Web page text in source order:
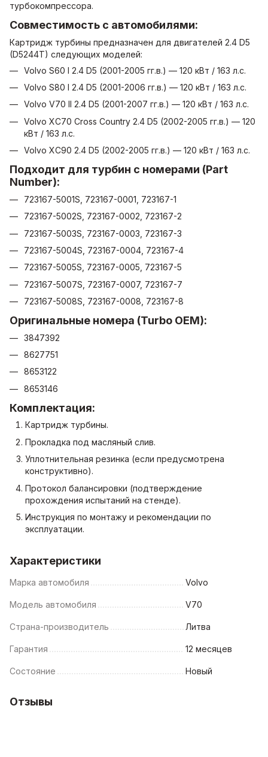
турбокомпрессора.
Совместимость с автомобилями:
Картридж турбины предназначен для двигателей 2.4 D5
(D5244T) следующих моделей:
Volvo S60 I 2.4 D5 (2001-2005 гг.в.) — 120 кВт / 163 л.с.
Volvo S80 I 2.4 D5 (2001-2006 гг.в.) — 120 кВт / 163 л.с.
Volvo V70 II 2.4 D5 (2001-2007 гг.в.) — 120 кВт / 163 л.с.
Volvo XC70 Cross Country 2.4 D5 (2002-2005 гг.в.) — 120
кВт / 163 л.с.
Volvo XC90 2.4 D5 (2002-2005 гг.в.) — 120 кВт / 163 л.с.
Подходит для турбин с номерами (Part
Number):
723167-5001S, 723167-0001, 723167-1
723167-5002S, 723167-0002, 723167-2
723167-5003S, 723167-0003, 723167-3
723167-5004S, 723167-0004, 723167-4
723167-5005S, 723167-0005, 723167-5
723167-5007S, 723167-0007, 723167-7
723167-5008S, 723167-0008, 723167-8
Оригинальные номера (Turbo OEM):
3847392
8627751
8653122
8653146
Комплектация:
Картридж турбины.
Прокладка под масляный слив.
Уплотнительная резинка (если предусмотрена
конструктивно).
Протокол балансировки (подтверждение
прохождения испытаний на стенде).
Инструкция по монтажу и рекомендации по
эксплуатации.
Характеристики
Марка автомобиля Volvo
Модель автомобиля V70
Страна-производитель Литва
Гарантия 12 месяцев
Состояние Новый
Отзывы